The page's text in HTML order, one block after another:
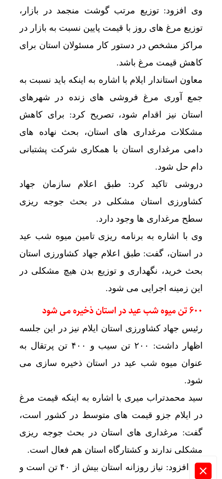
وی افزود: توزیع مرتب گوشت منجمد در بازار،
توزیع مرغ های روز با قیمت پایین نسبت به بازار در
مراکز مشخص در دستور کار مسئولان استان برای
کاهش قیمت مرغ باشد.
معاون استاندار ایلام با اشاره به اینکه باید نسبت به
جمع آوری مرغ فروشی های زنده در شهرهای
استان نیز اقدام شود، تصریح کرد: برای کاهش
مشکلات مرغداری های استان، بحث نهاده های
دامی مرغداری استان با همکاری شرکت پشتبانی
دام حل شود.
دروشی تاکید کرد: طبق اعلام سازمان جهاد
کشاورزی استان مشکلی در بحث جوجه ریزی
سطح مرغداری ها وجود دارد.
وی با اشاره به برنامه ریزی تامین میوه شب عید
در استان، گفت: طبق اعلام جهاد کشاورزی استان
بحث خرید، نگهداری و توزیع بدن هیچ مشکلی در
این زمینه اجرایی می شود.
۶۰۰ تن میوه شب عید در استان ذخیره می شود
رئیس جهاد کشاورزی استان ایلام نیز در این جلسه
اظهار داشت: ۲۰۰ تن سیب و ۴۰۰ تن پرتقال به
عنوان میوه شب عید در استان ذخیره سازی می
شود.
سید محمدتراب میری با اشاره به اینکه قیمت مرغ
در ایلام جزو قیمت های متوسط در کشور است،
گفت: مرغداری های استان در بحث جوجه ریزی
مشکلی ندارند و کشتارگاه استان هم فعال است.
وی افزود: نیاز روزانه استان بیش از ۴۰ تن است و